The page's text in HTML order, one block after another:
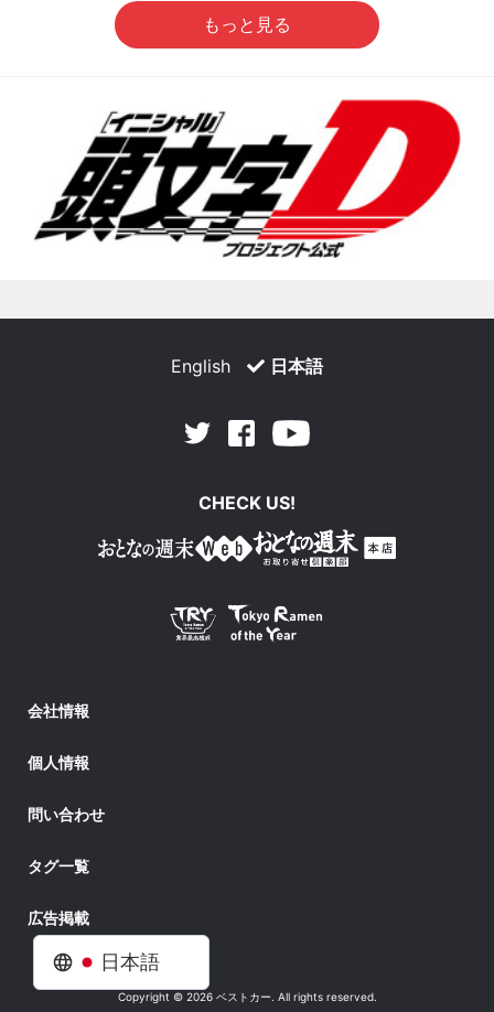
日本語
もっと見る
English 日本語
Twitter Facebook
CHECK US!
会社情報
個人情報
問い合わせ
タグ一覧
広告掲載
Copyright © 2026 ベストカー. All rights reserved.